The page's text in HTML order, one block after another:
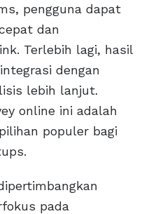
pengguna dapat
dan
Terlebih lagi, hasil
dengan
lebih lanjut.
online ini adalah
populer bagi
pada